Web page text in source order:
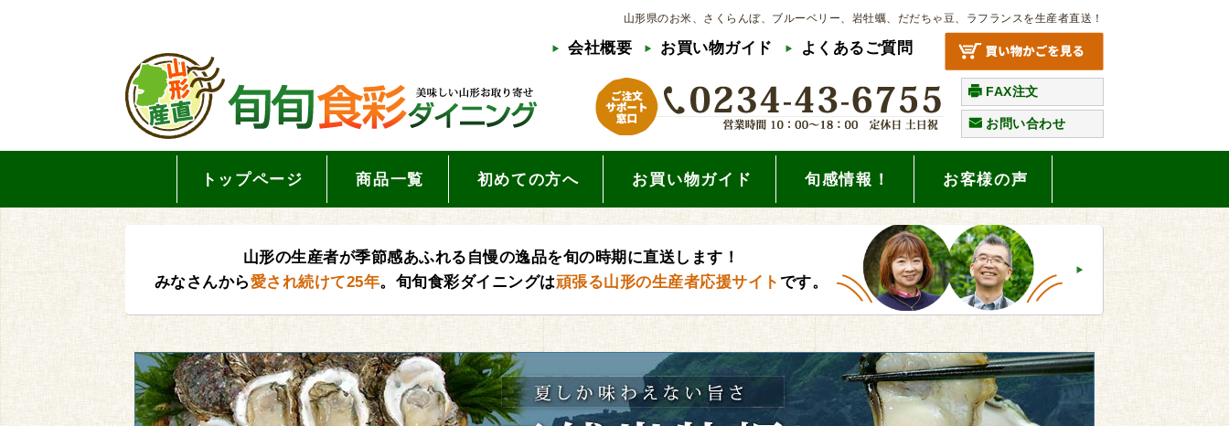
山形県のお米、さくらんぼ、ブルーベリー、岩牡蠣、だだちゃ豆、ラフランスを生産者直送！
会社概要 お買い物ガイド よくあるご質問
FAX注文
お問い合わせ
トップページ 商品一覧 初めての方へ お買い物ガイド 旬感情報！ お客様の声
山形の生産者が季節感あふれる自慢の逸品を旬の時期に直送します！
みなさんから愛され続けて25年。旬旬食彩ダイニングは頑張る山形の生産者応援サイト です。